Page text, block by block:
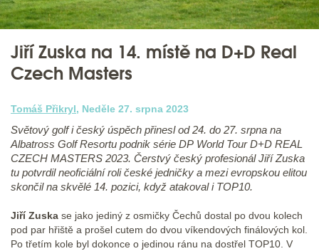
Jiří Zuska na 14. místě na D+D Real
Czech Masters
Tomáš Přikryl, Neděle 27. srpna 2023
Světový golf i český úspěch přinesl od 24. do 27. srpna na
Albatross Golf Resortu podnik série DP World Tour D+D REAL
CZECH MASTERS 2023. Čerstvý český profesionál Jiří Zuska
tu potvrdil neoficiální roli české jedničky a mezi evropskou elitou
skončil na skvělé 14. pozici, když atakoval i TOP10.
Jiří Zuska se jako jediný z osmičky Čechů dostal po dvou kolech
pod par hřiště a prošel cutem do dvou víkendových finálových kol.
Po třetím kole byl dokonce o jedinou ránu na dostřel TOP10. V